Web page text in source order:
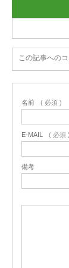
この記事への
名前 ( 必須 )
E-MAIL ( 必須
備考